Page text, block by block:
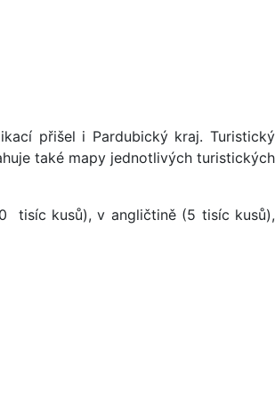
přišel i Pardubický kraj. Turistický
také mapy jednotlivých turistických
tisíc kusů), v angličtině (5 tisíc kusů),